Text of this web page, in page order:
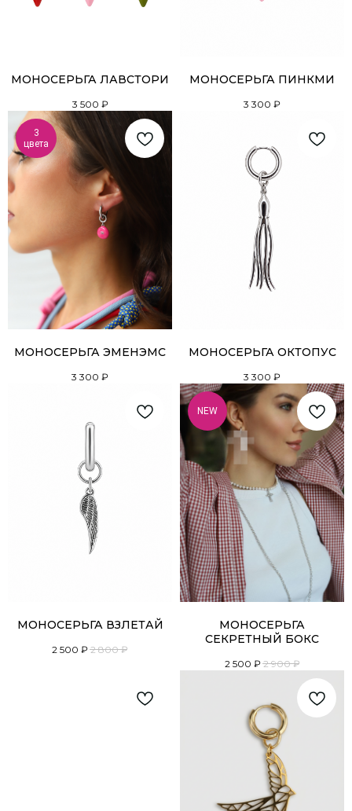
МОНОСЕРЬГА ЛАВСТОРИ
3 500 ₽
МОНОСЕРЬГА ПИНКМИ
3 300 ₽
3
цвета
МОНОСЕРЬГА ЭМЕНЭМС
3 300 ₽
МОНОСЕРЬГА ОКТОПУС
3 300 ₽
МОНОСЕРЬГА ВЗЛЕТАЙ
2 500 ₽ 2 800 ₽
NEW
МОНОСЕРЬГА
СЕКРЕТНЫЙ БОКС
2 500 ₽ 2 900 ₽